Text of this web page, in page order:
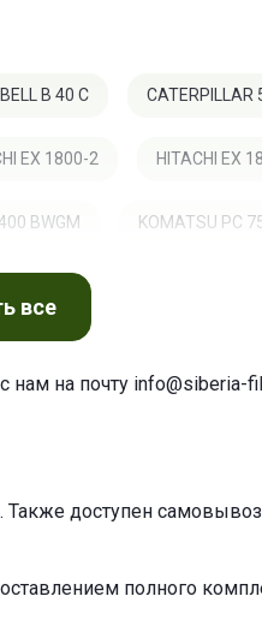
BELL B 40 C CATERPILLAR
EX 1800-2 HITACHI EX
BWGM KOMATSU PC
RIVARD 300 TC 150
все
нам на почту info@siberia-
доступен самовывоз
полного